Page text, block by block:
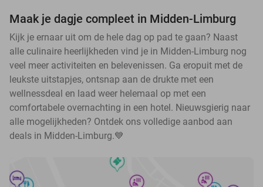
Maak je dagje compleet in Midden-Limburg
Kijk je ernaar uit om de hele dag op pad te gaan? Naast
alle culinaire heerlijkheden vind je in Midden-Limburg nog
veel meer activiteiten en belevenissen. Ga eropuit met de
leukste uitstapjes, ontsnap aan de drukte met een
wellnessdeal en laad weer helemaal op met een
comfortabele overnachting in een hotel. Nieuwsgierig naar
alle mogelijkheden? Ontdek ons volledige aanbod aan
deals in Midden-Limburg.💙